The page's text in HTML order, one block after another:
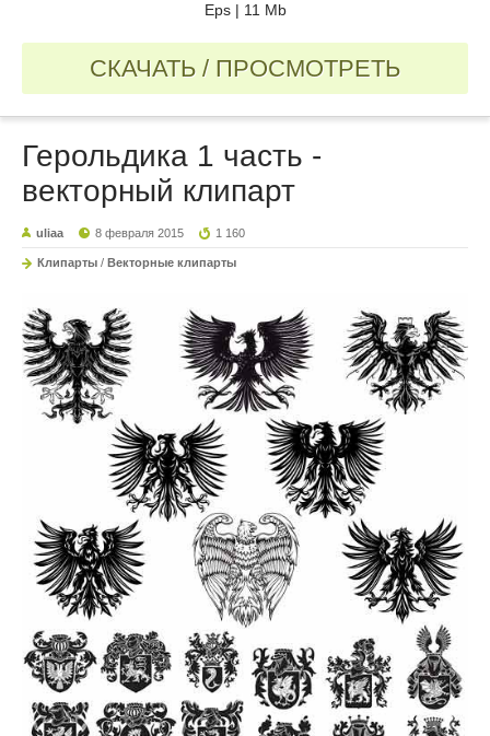
Eps | 11 Mb
СКАЧАТЬ / ПРОСМОТРЕТЬ
Герольдика 1 часть -
векторный клипарт
uliaa 8 февраля 2015 1 160
Клипарты / Векторные клипарты